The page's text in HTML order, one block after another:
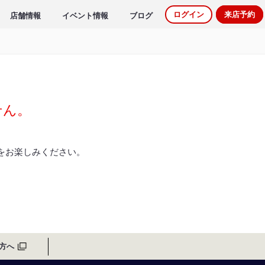
店舗情報 イベント情報 ブログ ログイン 来店予約
。
楽しみください。
へ